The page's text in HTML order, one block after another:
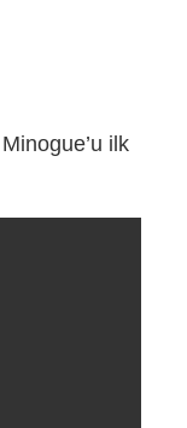
ilk